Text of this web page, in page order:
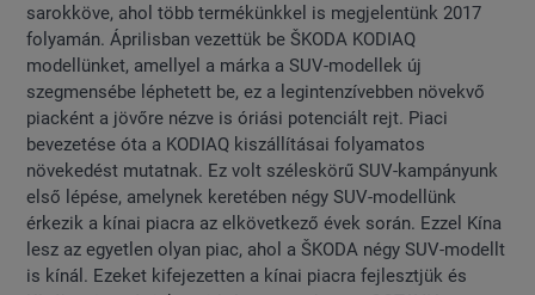
sarokköve, ahol több termékünkkel is megjelentünk 2017
folyamán. Áprilisban vezettük be ŠKODA KODIAQ
modellünket, amellyel a márka a SUV-modellek új
szegmensébe léphetett be, ez a legintenzívebben növekvő
piacként a jövőre nézve is óriási potenciált rejt. Piaci
bevezetése óta a KODIAQ kiszállításai folyamatos
növekedést mutatnak. Ez volt széleskörű SUV-kampányunk
első lépése, amelynek keretében négy SUV-modellünk
érkezik a kínai piacra az elkövetkező évek során. Ezzel Kína
lesz az egyetlen olyan piac, ahol a ŠKODA négy SUV-modellt
is kínál. Ezeket kifejezetten a kínai piacra fejlesztjük és